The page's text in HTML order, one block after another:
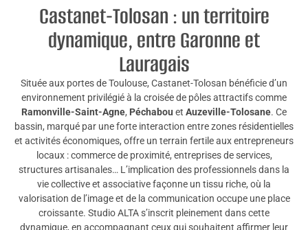
Castanet-Tolosan : un territoire
dynamique, entre Garonne et
Lauragais
Située aux portes de Toulouse, Castanet-Tolosan bénéficie d’un
environnement privilégié à la croisée de pôles attractifs comme
Ramonville-Saint-Agne, Péchabou et Auzeville-Tolosane. Ce
bassin, marqué par une forte interaction entre zones résidentielles
et activités économiques, offre un terrain fertile aux entrepreneurs
locaux : commerce de proximité, entreprises de services,
structures artisanales… L’implication des professionnels dans la
vie collective et associative façonne un tissu riche, où la
valorisation de l’image et de la communication occupe une place
croissante. Studio ALTA s’inscrit pleinement dans cette
dynamique, en accompagnant ceux qui souhaitent affirmer leur